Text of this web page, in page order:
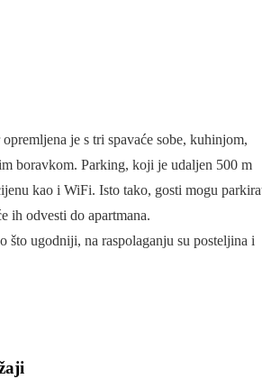
je s tri spavaće sobe, kuhinjom,
boravkom. Parking, koji je udaljen 500 m
kao i WiFi. Isto tako, gosti mogu
ih odvesti do apartmana.
što ugodniji, na raspolaganju su posteljina i